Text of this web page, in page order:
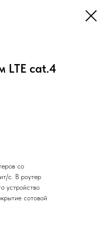
LTE cat.4
со
c. В роутер
устройство
сотовой